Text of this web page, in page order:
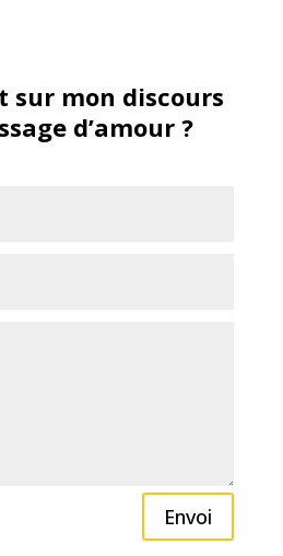
sur mon discours
d’amour ?
Envoi